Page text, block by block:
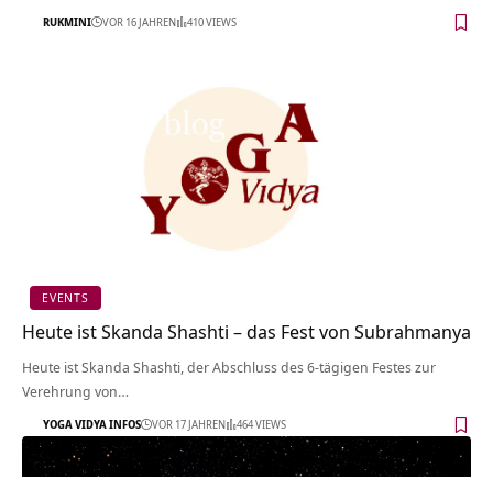
RUKMINI VOR 16 JAHREN 410 VIEWS
EVENTS
Heute ist Skanda Shashti – das Fest von Subrahmanya
Heute ist Skanda Shashti, der Abschluss des 6-tägigen Festes zur
Verehrung von…
YOGA VIDYA INFOS VOR 17 JAHREN 464 VIEWS